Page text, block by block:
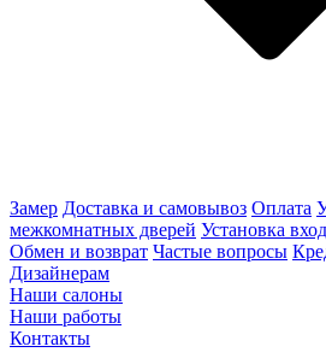
Замер Доставка и самовывоз Оплата
межкомнатных дверей Установка
Обмен и возврат Частые вопросы
Дизайнерам
Наши салоны
Наши работы
Контакты